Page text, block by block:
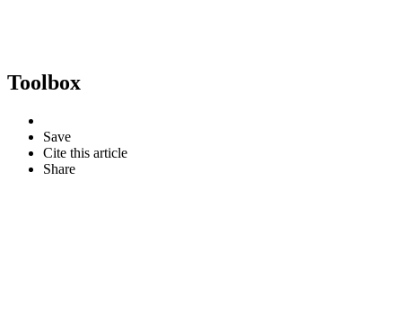
Toolbox
Save
Cite this article
Share